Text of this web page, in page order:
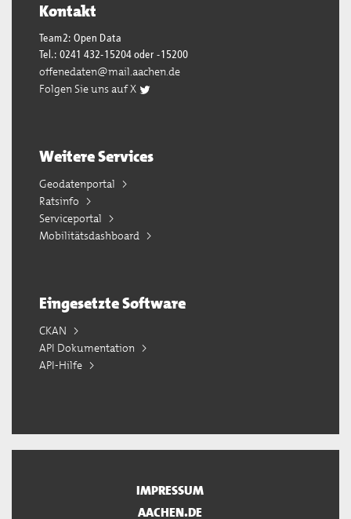
Kontakt
Team2: Open Data
Tel.: 0241 432-15204 oder -15200
offenedaten@mail.aachen.de
Folgen Sie uns auf X
Weitere Services
Geodatenportal
Ratsinfo
Serviceportal
Mobilitätsdashboard
Eingesetzte Software
CKAN
API Dokumentation
API-Hilfe
IMPRESSUM
AACHEN.DE